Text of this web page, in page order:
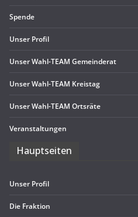
Spende
Unser Pro­fil
Unser Wahl-TEAM Gemeinderat
Unser Wahl-TEAM Kreistag
Unser Wahl-TEAM Ortsräte
Ver­an­stal­tun­gen
Haupt­sei­ten
Unser Pro­fil
Die Frak­tion